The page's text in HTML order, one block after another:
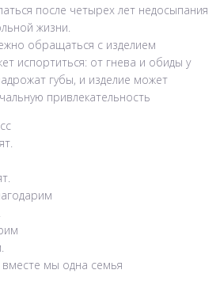
после четырех лет недосыпания
жизни.
обращаться с изделием
испортиться: от гнева и обиды у
губы, и изделие может
привлекательность
мы одна семья